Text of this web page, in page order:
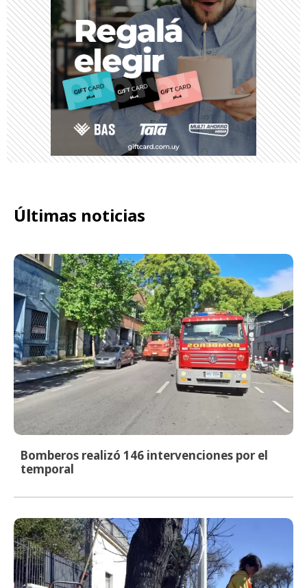
Últimas noticias
Bomberos realizó 146 intervenciones por el
temporal